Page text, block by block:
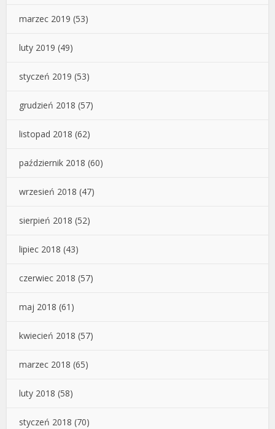
marzec 2019 (53)
luty 2019 (49)
styczeń 2019 (53)
grudzień 2018 (57)
listopad 2018 (62)
październik 2018 (60)
wrzesień 2018 (47)
sierpień 2018 (52)
lipiec 2018 (43)
czerwiec 2018 (57)
maj 2018 (61)
kwiecień 2018 (57)
marzec 2018 (65)
luty 2018 (58)
styczeń 2018 (70)